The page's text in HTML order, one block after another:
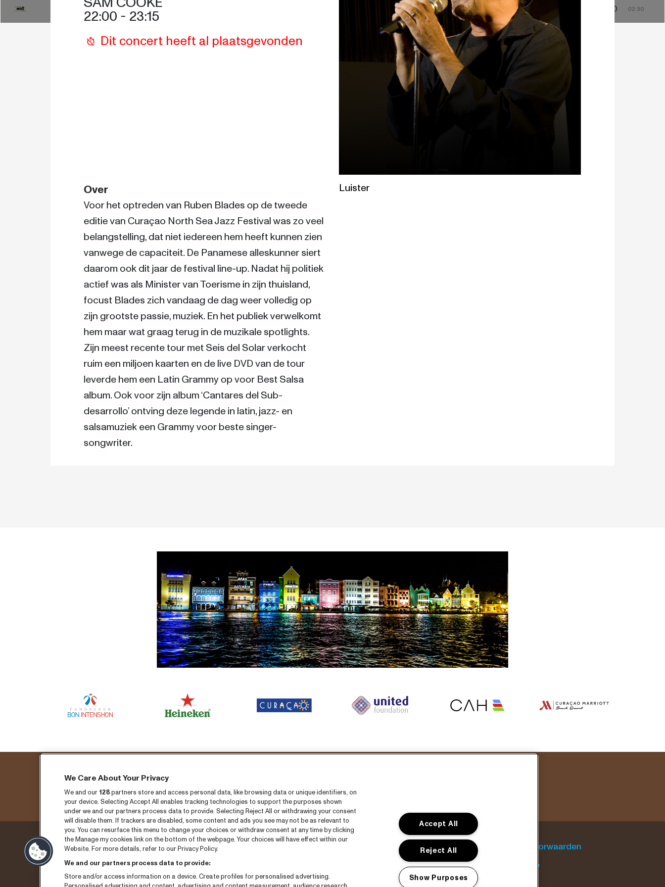
18:00 22:30 23:00 23:30 00:00 00:30 02:00 02:30
22:00 - 23:15
Dit concert heeft al plaatsgevonden
Over
Voor het optreden van Ruben Blades op de tweede
editie van Curaçao North Sea Jazz Festival was zo veel
belangstelling, dat niet iedereen hem heeft kunnen zien
vanwege de capaciteit. De Panamese alleskunner siert
daarom ook dit jaar de festival line-up. Nadat hij politiek
actief was als Minister van Toerisme in zijn thuisland,
focust Blades zich vandaag de dag weer volledig op
zijn grootste passie, muziek. En het publiek verwelkomt
hem maar wat graag terug in de muzikale spotlights.
Zijn meest recente tour met Seis del Solar verkocht
ruim een miljoen kaarten en de live DVD van de tour
leverde hem een Latin Grammy op voor Best Salsa
album. Ook voor zijn album ‘Cantares del Sub-
desarrollo’ ontving deze legende in latin, jazz- en
salsamuziek een Grammy voor beste singer-
songwriter.
Luister
Volg ons
Donderdag 3 sepember
Vrijdag 4 september
Tickets
Nieuws
CNSJ26 Spotify playlist
Algemene voorwaarden
Cookie policy
We Care About Your Privacy
We and our 128partners store and access personal data, like browsing data or unique identifiers, on
your device. Selecting Accept All enables tracking technologies to support the purposes shown
under we and our partners process data to provide. Selecting Reject All or withdrawing your consent
will disable them. If trackers are disabled, some content and ads you see may not be as relevant to
you. You can resurface this menu to change your choices or withdraw consent at any time by clicking
the Manage my cookies link on the bottom of the webpage. Your choices will have effect within our
Website. For more details, refer to our Privacy Policy.
We and our partners process data to provide:
Store and/or access information on a device. Create profiles for personalised advertising.
Accept All
Reject All
Show Purposes